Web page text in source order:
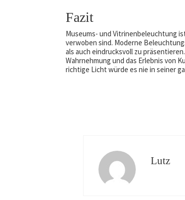
Fazit
Museums- und Vitrinenbeleuchtung
verwoben sind. Moderne
als auch eindrucksvoll zu
Wahrnehmung und das Erlebnis von
richtige Licht würde es nie in seiner
Lutz